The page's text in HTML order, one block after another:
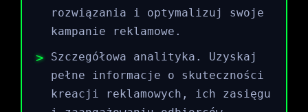
rozwiązania i optymalizuj swoje
kampanie reklamowe.
Szczegółowa analityka. Uzyskaj
pełne informacje o skuteczności
kreacji reklamowych, ich zasięgu